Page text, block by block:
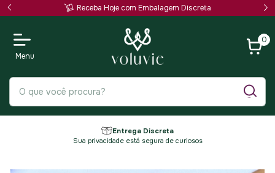
Receba Hoje com Embalagem Discreta
0
Entrega Discreta
Sua privacidade está segura de curiosos